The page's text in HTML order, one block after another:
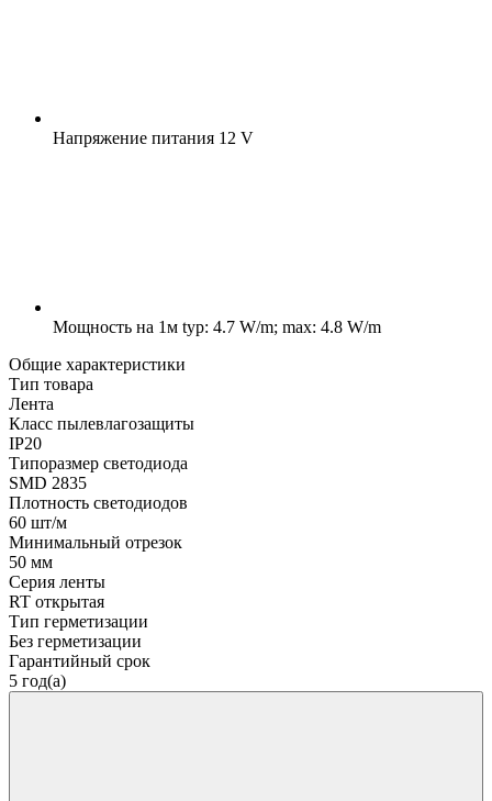
Напряжение питания 12 V
Мощность на 1м typ: 4.7 W/m; max: 4.8 W/m
Общие характеристики
Тип товара
Лента
Класс пылевлагозащиты
IP20
Типоразмер светодиода
SMD 2835
Плотность светодиодов
60 шт/м
Минимальный отрезок
50 мм
Серия ленты
RT открытая
Тип герметизации
Без герметизации
Гарантийный срок
5 год(а)